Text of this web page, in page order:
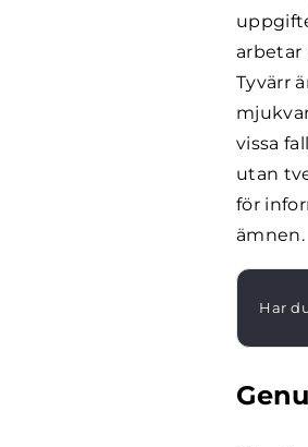
arbetar
Tyvärr
vissa
utan
för
ämnen.
Har